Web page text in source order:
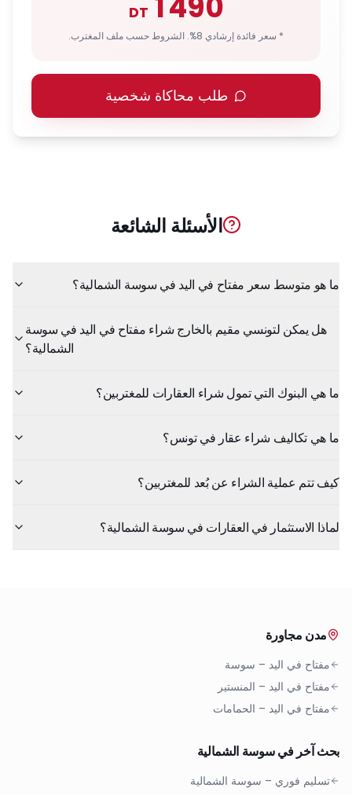
DT
* سعر فائدة إرشادي 8%. الشروط حسب ملف المغترب.
طلب محاكاة شخصية
الأسئلة الشائعة
ما هو متوسط سعر مفتاح في اليد في سوسة الشمالية؟
هل يمكن لتونسي مقيم بالخارج شراء مفتاح في اليد في سوسة
الشمالية؟
ما هي البنوك التي تمول شراء العقارات للمغتربين؟
ما هي تكاليف شراء عقار في تونس؟
كيف تتم عملية الشراء عن بُعد للمغتربين؟
لماذا الاستثمار في العقارات في سوسة الشمالية؟
مدن مجاورة
مفتاح في اليد – سوسة
مفتاح في اليد – المنستير
مفتاح في اليد – الحمامات
بحث آخر في سوسة الشمالية
تسليم فوري – سوسة الشمالية